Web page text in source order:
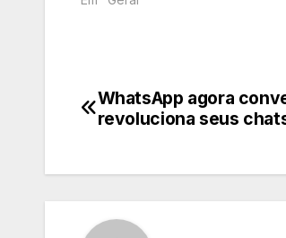
Navegação
Post
WhatsApp agora
revoluciona seus